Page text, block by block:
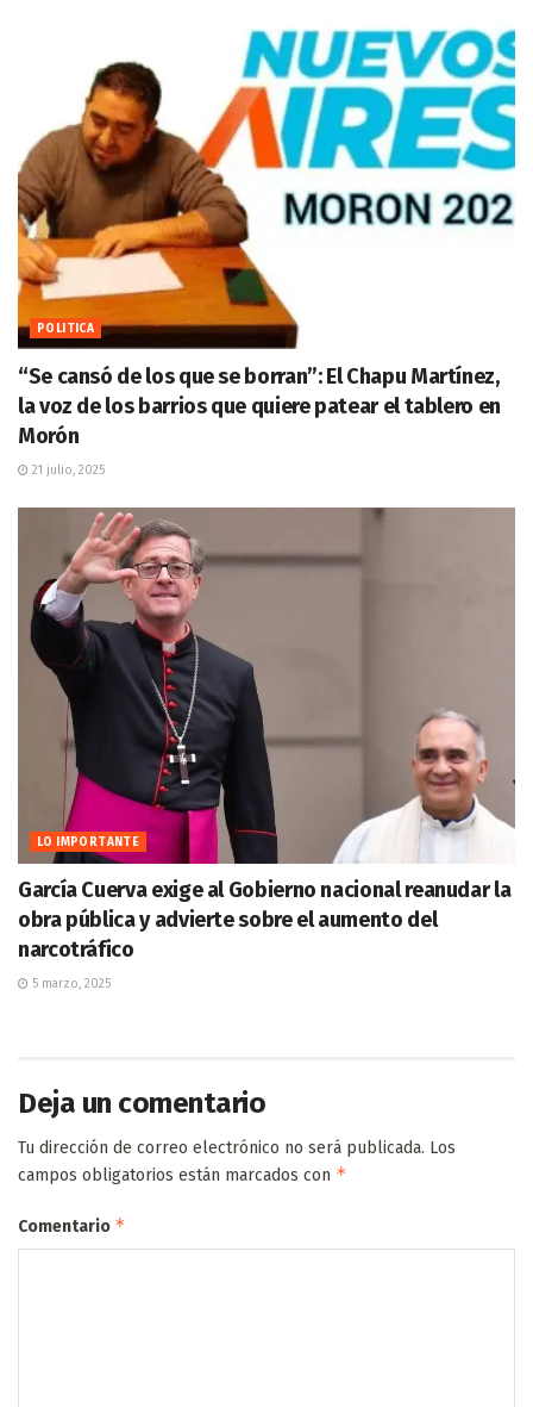
POLITICA
“Se cansó de los que se borran”: El Chapu Martínez,
la voz de los barrios que quiere patear el tablero en
Morón
21 julio, 2025
LO IMPORTANTE
García Cuerva exige al Gobierno nacional reanudar la
obra pública y advierte sobre el aumento del
narcotráfico
5 marzo, 2025
Deja un comentario
Tu dirección de correo electrónico no será publicada. Los
campos obligatorios están marcados con *
Comentario *